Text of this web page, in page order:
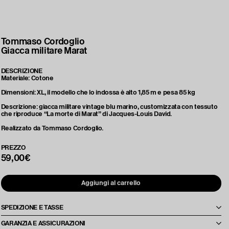
Tommaso Cordoglio
Giacca militare Marat
DESCRIZIONE
Materiale: Cotone
Dimensioni: XL, il modello che lo indossa è alto 1,85 m e pesa 85 kg
Descrizione: giacca militare vintage blu marino, customizzata con tessuto
che riproduce “La morte di Marat” di Jacques-Louis David.
Realizzato da Tommaso Cordoglio.
PREZZO
59,00€
Aggiungi al carrello
SPEDIZIONE E TASSE
Le spese di spedizione e le tasse verranno calcolate e comunicate al
momento dell'offerta, in base alla destinazione e alle quantità richieste. Per
GARANZIA E ASSICURAZIONI